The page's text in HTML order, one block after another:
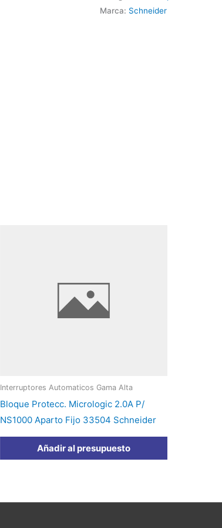
Marca: Schneider
Interruptores Automaticos Gama Alta
Bloque Protecc. Micrologic 2.0A P/
NS1000 Aparto Fijo 33504 Schneider
Añadir al presupuesto